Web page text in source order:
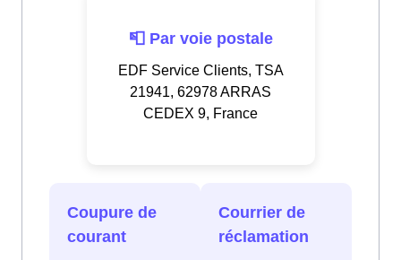
📮 Par voie postale
EDF Service Clients, TSA
21941, 62978 ARRAS
CEDEX 9, France
Coupure de
courant
Courrier de
réclamation